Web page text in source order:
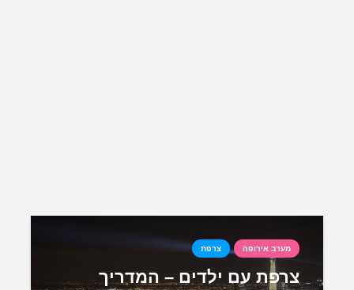
מערב אירופה צרפת
צרפת עם ילדים – המדריך